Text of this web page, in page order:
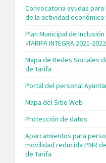
Convocatoria ayudas
de la actividad económica
Plan Municipal de
«TARIFA INTEGRA 2021-
Mapa de Redes Sociales
de Tarifa
Portal del personal
Mapa del Sitio Web
Protección de datos
Aparcamientos para
movilidad reducida PMR
de Tarifa